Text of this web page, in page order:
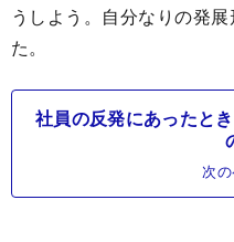
うしよう。自分なりの発
た。
社員の反発にあったと
次